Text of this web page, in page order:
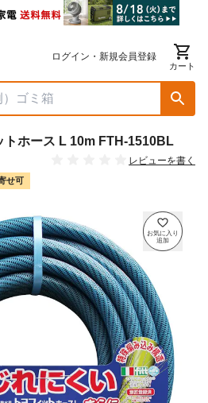
ログイン・新規会員登録
カート
トホース L 10m FTH-1510BL
レビューを書く
せ可